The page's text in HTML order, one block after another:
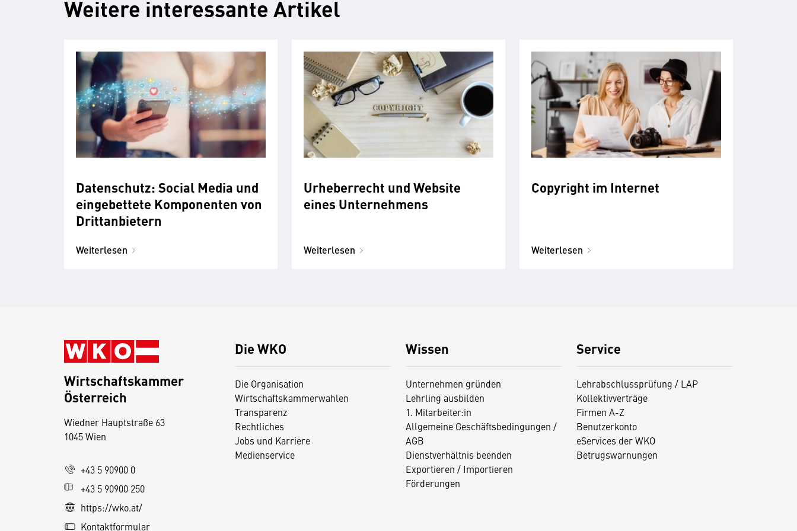
Weitere interessante Artikel
Datenschutz: Social Media und
eingebettete Komponenten von
Drittanbietern
Weiterlesen
Urheberrecht und Website
eines Unternehmens
Weiterlesen
Copyright im Internet
Weiterlesen
Die WKO
Die Organisation
Wirtschaftskammerwahlen
Transparenz
Rechtliches
Jobs und Karriere
Medienservice
Wissen
Unternehmen gründen
Lehrling ausbilden
1. Mitarbeiter:in
Allgemeine Geschäftsbedingungen /
AGB
Dienstverhältnis beenden
Exportieren / Importieren
Förderungen
Service
Lehrabschlussprüfung / LAP
Kollektivverträge
Firmen A-Z
Benutzerkonto
eServices der WKO
Betrugswarnungen
Wirtschaftskammer
Österreich
Wiedner Hauptstraße 63
1045 Wien
+43 5 90900 0
+43 5 90900 250
https://wko.at/
Kontaktformular